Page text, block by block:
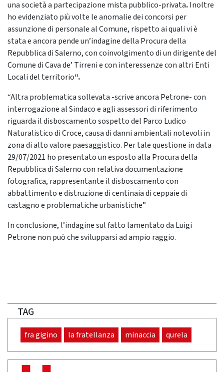
una società a partecipazione mista pubblico-privata.Inoltre
ho evidenziato più volte le anomalie dei concorsi per
assunzione di personale al Comune, rispetto ai quali vi è
stata e ancora pende un’indagine della Procura della
Repubblica di Salerno, con coinvolgimento di un dirigente del
Comune di Cava de’ Tirreni e con interessenze con altri Enti
Locali del territorio“.
“Altra problematica sollevata -scrive ancora Petrone- con
interrogazione al Sindaco e agli assessori di riferimento
riguarda il disboscamento sospetto del Parco Ludico
Naturalistico di Croce, causa di danni ambientali notevoli in
zona di alto valore paesaggistico. Per tale questione in data
29/07/2021 ho presentato un esposto alla Procura della
Repubblica di Salerno con relativa documentazione
fotografica, rappresentante il disboscamento con
abbattimento e distruzione di centinaia di ceppaie di
castagno e problematiche urbanistiche”
In conclusione, l’indagine sul fatto lamentato da Luigi
Petrone non può che svilupparsi ad ampio raggio.
TAG
fra gigino la fratellanza minaccia qurela